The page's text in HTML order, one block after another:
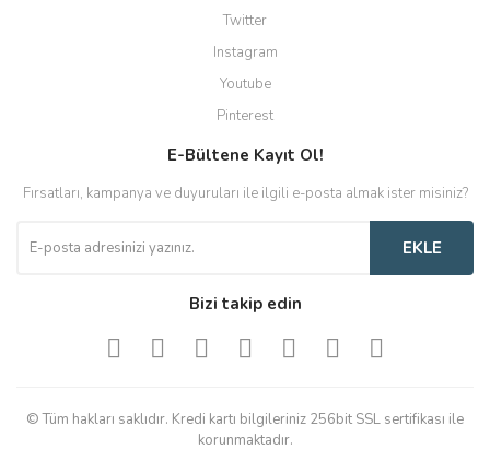
Twitter
Instagram
Youtube
Pinterest
E-Bültene Kayıt Ol!
Fırsatları, kampanya ve duyuruları ile ilgili e-posta almak ister misiniz?
EKLE
Bizi takip edin
© Tüm hakları saklıdır. Kredi kartı bilgileriniz 256bit SSL sertifikası ile
korunmaktadır.